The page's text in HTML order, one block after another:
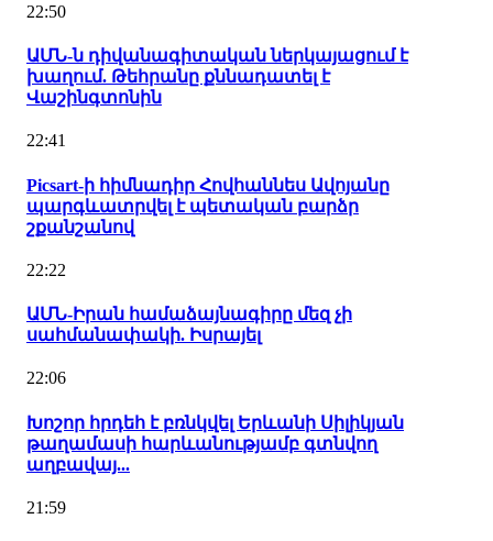
22:50
ԱՄՆ-ն դիվանագիտական ներկայացում է
խաղում. Թեհրանը քննադատել է
Վաշինգտոնին
22:41
Picsart-ի հիմնադիր Հովհաննես Ավոյանը
պարգևատրվել է պետական բարձր
շքանշանով
22:22
ԱՄՆ-Իրան համաձայնագիրը մեզ չի
սահմանափակի. Իսրայել
22:06
Խոշոր հրդեհ է բռնկվել Երևանի Սիլիկյան
թաղամասի հարևանությամբ գտնվող
աղբավայ...
21:59